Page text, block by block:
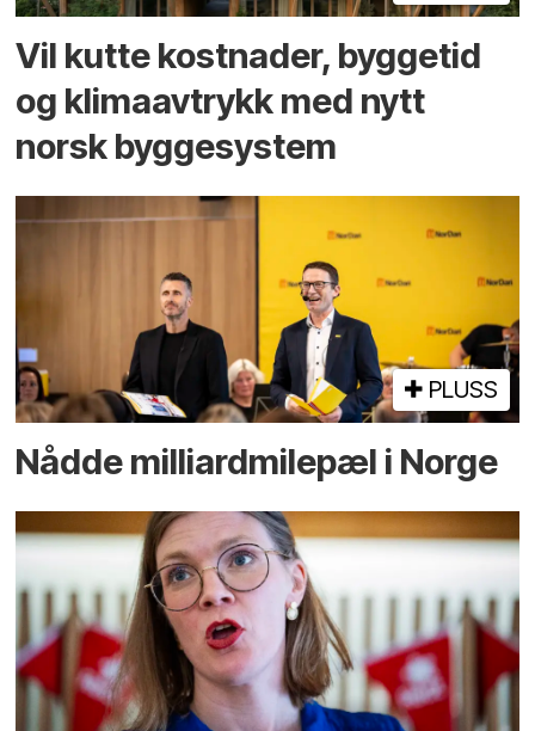
Vil kutte kostnader, byggetid
og klima­avtrykk med nytt
norsk bygge­system
PLUSS
Nådde milliard­­milepæl i Norge